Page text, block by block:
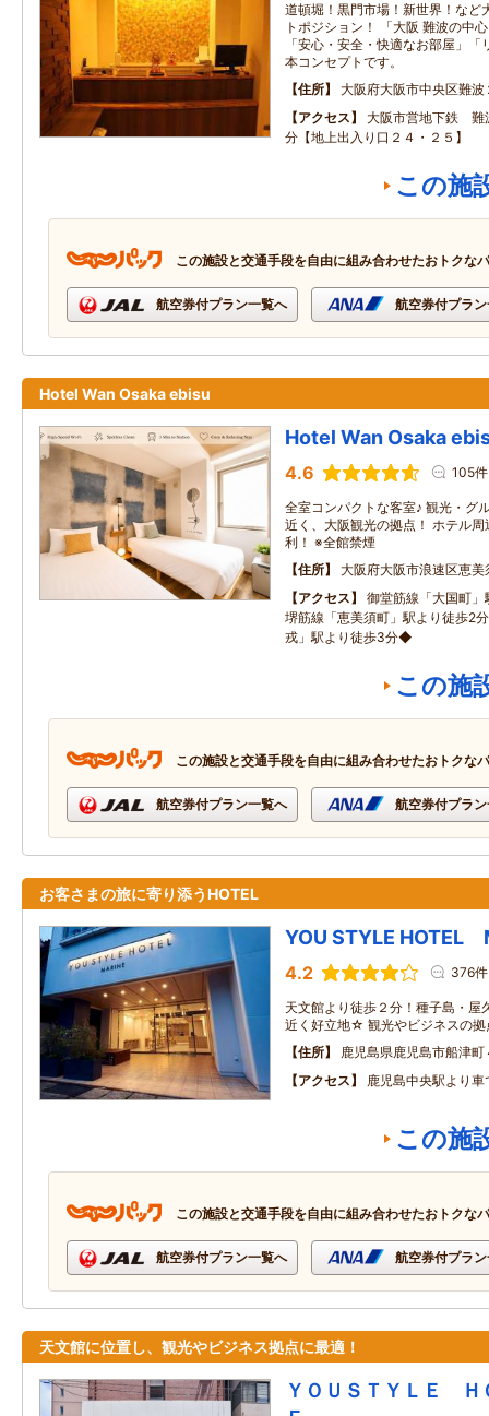
道頓堀！黒門市場！新世界！など
トポジション！ 「大阪 難波の中
「安心・安全・快適なお部屋」
本コンセプトです。
住所
大阪府大阪市中央区難波
アクセス
大阪市営地下鉄 難
分【地上出入り口２４・２５】
この施
この施設と交通手段を自由に組み合わせたおトクな
航空券付プラン一覧へ 航空券付プラ
Hotel Wan Osaka ebisu
Hotel Wan Osaka
4.6 105件
全室コンパクトな客室♪ 観光・グ
近く、大阪観光の拠点！ ホテル
利！ ※全館禁煙
住所
大阪府大阪市浪速区恵美
アクセス
御堂筋線「大国町
堺筋線「恵美須町」駅より徒歩2
戎」駅より徒歩3分◆
この施
この施設と交通手段を自由に組み合わせたおトクな
航空券付プラン一覧へ 航空券付プラ
お客さまの旅に寄り添うHOTEL
YOU STYLE HOTEL
4.2 376件
天文館より徒歩２分！種子島・屋
近く好立地☆ 観光やビジネスの拠
住所
鹿児島県鹿児島市船津町
アクセス
鹿児島中央駅より車
この施
この施設と交通手段を自由に組み合わせたおトクな
航空券付プラン一覧へ 航空券付プラ
天文館に位置し、観光やビジネス拠点に最適！
ＹＯＵＳＴＹＬＥ